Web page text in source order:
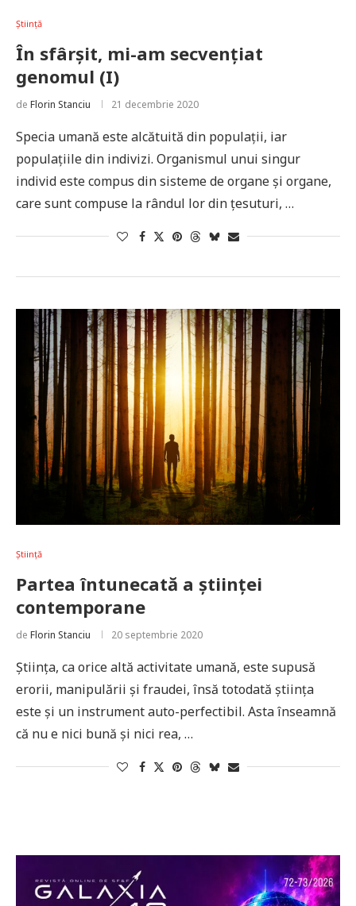
Știință
În sfârșit, mi-am secvențiat
genomul (I)
de Florin Stanciu 21 decembrie 2020
Specia umană este alcătuită din populații, iar
populațiile din indivizi. Organismul unui singur
individ este compus din sisteme de organe și organe,
care sunt compuse la rândul lor din țesuturi, …
Știință
Partea întunecată a științei
contemporane
de Florin Stanciu 20 septembrie 2020
Știința, ca orice altă activitate umană, este supusă
erorii, manipulării și fraudei, însă totodată știința
este și un instrument auto-perfectibil. Asta înseamnă
că nu e nici bună și nici rea, …